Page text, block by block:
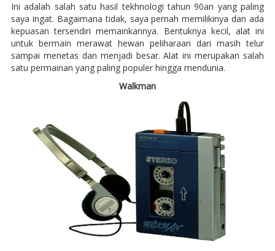
Ini adalah salah satu hasil tekhnologi tahun 90an yang paling
saya ingat. Bagaimana tidak, saya pernah memilikinya dan ada
kepuasan tersendiri memainkannya. Bentuknya kecil, alat ini
untuk bermain merawat hewan peliharaan dari masih telur
sampai menetas dan menjadi besar. Alat ini merupakan salah
satu permainan yang paling populer hingga mendunia.
Walkman